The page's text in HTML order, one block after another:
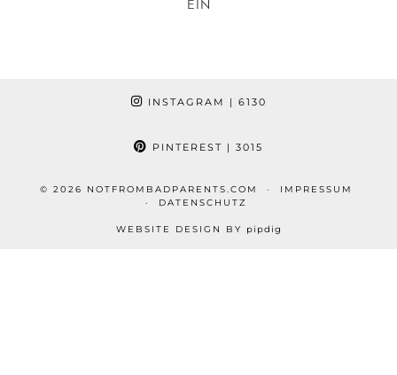
EIN
INSTAGRAM | 6130
PINTEREST | 3015
© 2026 NOTFROMBADPARENTS.COM
IMPRESSUM
DATENSCHUTZ
WEBSITE DESIGN BY pipdig